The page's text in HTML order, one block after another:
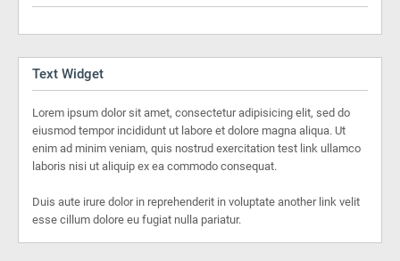
Text Widget
Lorem ipsum dolor sit amet, consectetur adipisicing elit, sed do
eiusmod tempor incididunt ut labore et dolore magna aliqua. Ut
enim ad minim veniam, quis nostrud exercitation test link ullamco
laboris nisi ut aliquip ex ea commodo consequat.
Duis aute irure dolor in reprehenderit in voluptate another link velit
esse cillum dolore eu fugiat nulla pariatur.